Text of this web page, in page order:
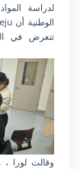
لدراسة
تتعرض في
وقالت لورا